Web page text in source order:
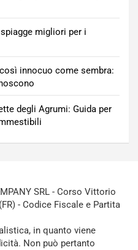
migliori per i
innocuo come sembra:
degli Agrumi: Guida per
SRL - Corso Vittorio
- Codice Fiscale e Partita
in quanto viene
Non può pertanto